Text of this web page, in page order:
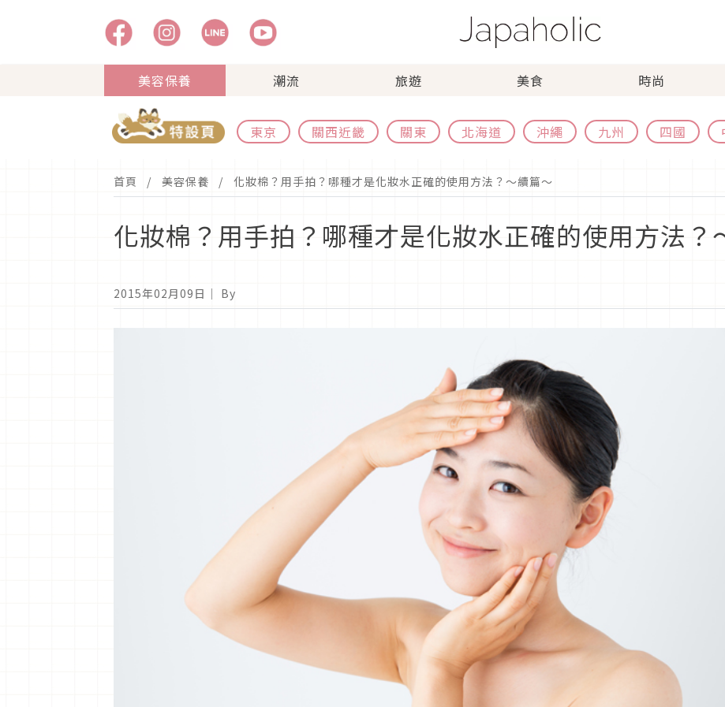
美容保養 潮流 旅遊 美食 時尚
東京 關西近畿 關東 北海道 沖繩 九州 四國
首頁 美容保養 化妝棉？用手拍？哪種才是化妝水正確的使用方法？～續篇～
化妝棉？用手拍？哪種才是化妝水正確的使用方法？
2015年02月09日 ｜ By